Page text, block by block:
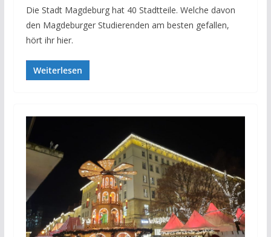
Die Stadt Magdeburg hat 40 Stadtteile. Welche davon
den Magdeburger Studierenden am besten gefallen,
hört ihr hier.
Weiterlesen